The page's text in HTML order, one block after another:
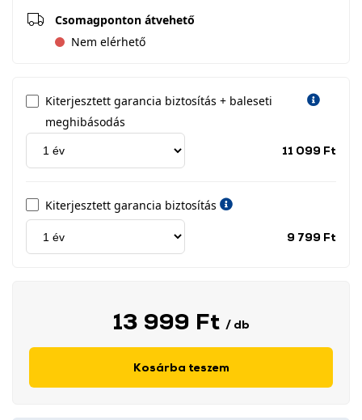
Csomagponton átvehető
Nem elérhető
Kiterjesztett garancia biztosítás + baleseti
meghibásodás
11 099 Ft
Kiterjesztett garancia biztosítás
9 799 Ft
13 999 Ft / db
Kosárba teszem